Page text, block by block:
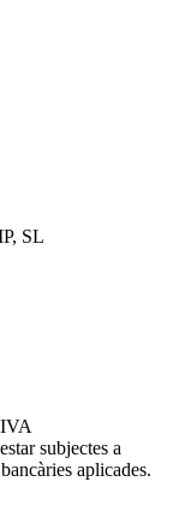
SL
subjectes a
aplicades.